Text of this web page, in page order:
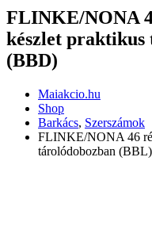
FLINKE/NONA
készlet praktikus
(BBD)
Maiakcio.hu
Shop
Barkács, Szerszámok
FLINKE/NONA 46
tárolódobozban